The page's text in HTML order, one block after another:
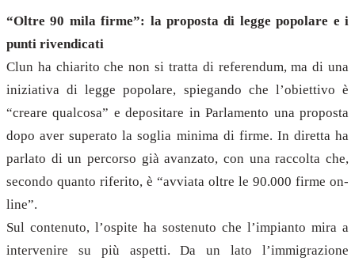
“Oltre 90 mila firme”: la proposta di legge popolare e i
punti rivendicati
Clun ha chiarito che non si tratta di referendum, ma di una
iniziativa di legge popolare, spiegando che l’obiettivo è
“creare qualcosa” e depositare in Parlamento una proposta
dopo aver superato la soglia minima di firme. In diretta ha
parlato di un percorso già avanzato, con una raccolta che,
secondo quanto riferito, è “avviata oltre le 90.000 firme on-
line”.
Sul contenuto, l’ospite ha sostenuto che l’impianto mira a
intervenire su più aspetti. Da un lato l’immigrazione